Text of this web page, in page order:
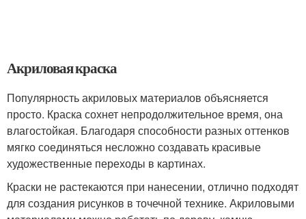
Акриловая краска
Популярность акриловых материалов объясняется
просто. Краска сохнет непродолжительное время, она
влагостойкая. Благодаря способности разных оттенков
мягко соединяться несложно создавать красивые
художественные переходы в картинах.
Краски не растекаются при нанесении, отлично подходят
для создания рисунков в точечной технике. Акриловыми